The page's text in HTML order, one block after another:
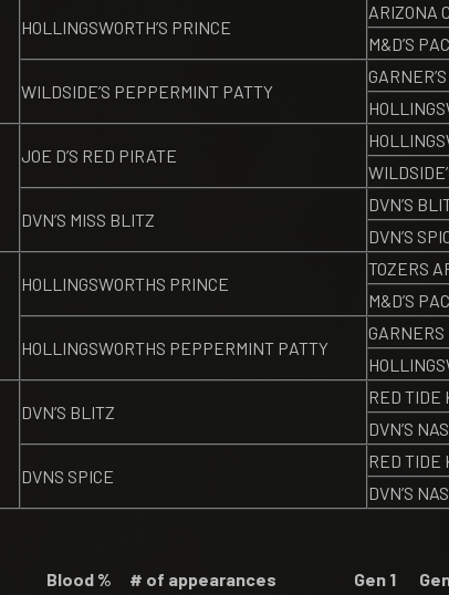
HOLLINGSWORTH’S PRINCE
ARIZONA
M&D’S
WILDSIDE’S PEPPERMINT PATTY
JOE D’S RED PIRATE
DVN’S MISS BLITZ
DVN’S
DVN’S
HOLLINGSWORTHS PRINCE
TOZERS
M&D’S
HOLLINGSWORTHS PEPPERMINT PATTY
DVN’S BLITZ
RED TIDE
DVN’S
DVNS SPICE
RED TIDE
DVN’S
Blood % # of appearances Gen 1